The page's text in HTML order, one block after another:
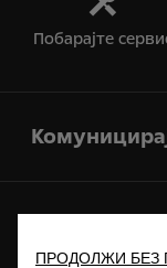
Побарајте
Заштитен знак и
ПРОДОЛЖИ БЕЗ